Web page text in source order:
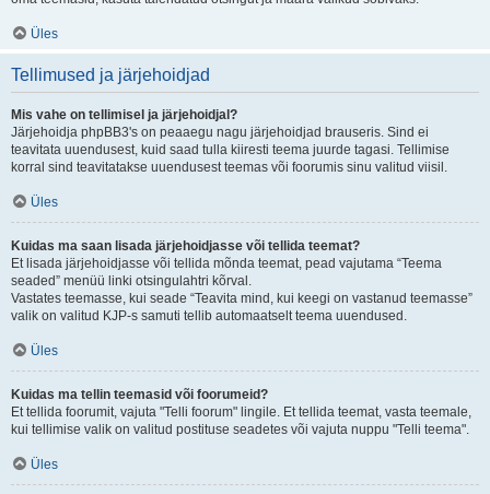
Üles
Tellimused ja järjehoidjad
Mis vahe on tellimisel ja järjehoidjal?
Järjehoidja phpBB3's on peaaegu nagu järjehoidjad brauseris. Sind ei
teavitata uuendusest, kuid saad tulla kiiresti teema juurde tagasi. Tellimise
korral sind teavitatakse uuendusest teemas või foorumis sinu valitud viisil.
Üles
Kuidas ma saan lisada järjehoidjasse või tellida teemat?
Et lisada järjehoidjasse või tellida mõnda teemat, pead vajutama “Teema
seaded” menüü linki otsingulahtri kõrval.
Vastates teemasse, kui seade “Teavita mind, kui keegi on vastanud teemasse”
valik on valitud KJP-s samuti tellib automaatselt teema uuendused.
Üles
Kuidas ma tellin teemasid või foorumeid?
Et tellida foorumit, vajuta "Telli foorum" lingile. Et tellida teemat, vasta teemale,
kui tellimise valik on valitud postituse seadetes või vajuta nuppu "Telli teema".
Üles